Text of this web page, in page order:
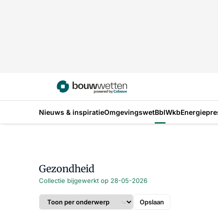
Nieuws & inspiratieOmgevingswetBblWkb
Gezondheid
Collectie bijgewerkt op 28-05-2026
Opslaan